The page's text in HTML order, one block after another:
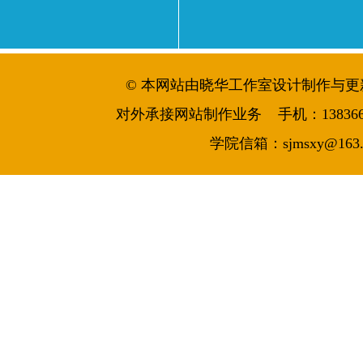
© 本网站由晓华工作室设计制作与更
对外承接网站制作业务 手机：
学院信箱：